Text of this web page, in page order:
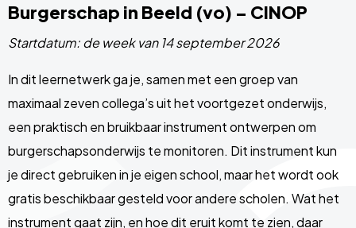
Burgerschap in Beeld (vo) – CINOP
Startdatum: de week van 14 september 2026
In dit leernetwerk ga je, samen met een groep van
maximaal zeven collega’s uit het voortgezet onderwijs,
een praktisch en bruikbaar instrument ontwerpen om
burgerschapsonderwijs te monitoren. Dit instrument kun
je direct gebruiken in je eigen school, maar het wordt ook
gratis beschikbaar gesteld voor andere scholen. Wat het
instrument gaat zijn, en hoe dit eruit komt te zien, daar